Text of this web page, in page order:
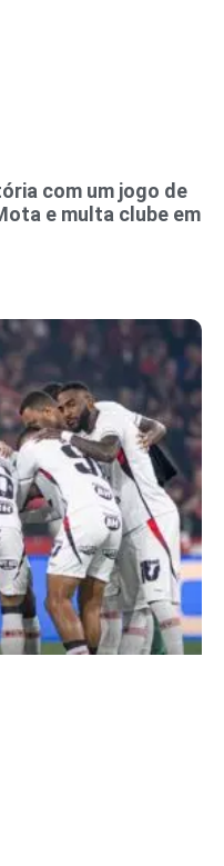
com um jogo de
e multa clube em